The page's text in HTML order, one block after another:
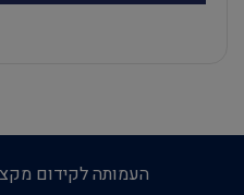
העמותה לקידום